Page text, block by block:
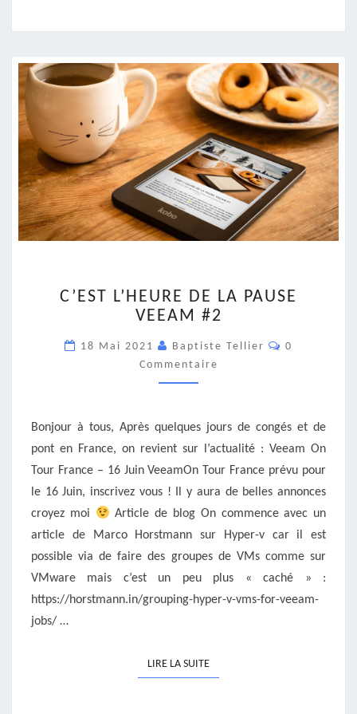
L’HEURE
DE
PAUSE
VEEAM
#2
C’EST L’HEURE DE LA PAUSE
VEEAM #2
18 Mai 2021 Baptiste Tellier
0
Commentaire
Bonjour à tous, Après quelques jours de congés et de
pont en France, on revient sur l’actualité : Veeam On
Tour France – 16 Juin VeeamOn Tour France prévu pour
le 16 Juin, inscrivez vous ! Il y aura de belles annonces
croyez moi
Article de blog On commence avec un
article de Marco Horstmann sur Hyper-v car il est
possible via de faire des groupes de VMs comme sur
VMware mais c’est un peu plus « caché » :
https://horstmann.in/grouping-hyper-v-vms-for-veeam-
jobs/ …
LIRE LA SUITELIRE LA SUITE